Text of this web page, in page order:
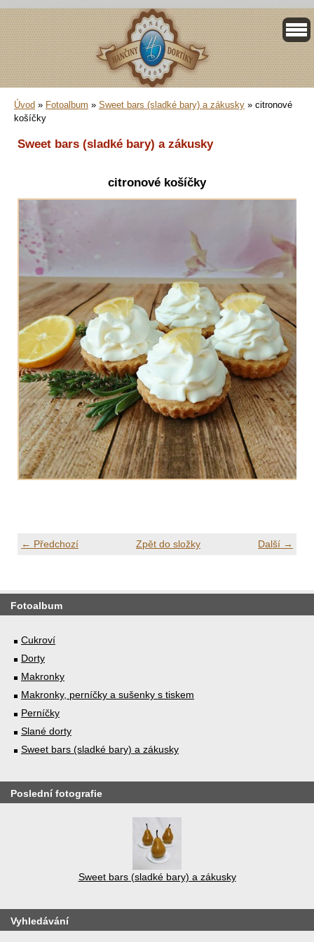
Úvod » Fotoalbum » Sweet bars (sladké bary) a zákusky » citronové
košíčky
Sweet bars (sladké bary) a zákusky
citronové košíčky
← Předchozí Další →
Zpět do složky
Fotoalbum
Cukroví
Dorty
Makronky
Makronky, perníčky a sušenky s tiskem
Perníčky
Slané dorty
Sweet bars (sladké bary) a zákusky
Poslední fotografie
Sweet bars (sladké bary) a zákusky
Vyhledávání